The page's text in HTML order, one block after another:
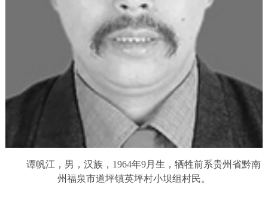
谭帆江，男，汉族，1964年9月生，牺牲前系贵州省黔南
州福泉市道坪镇英坪村小坝组村民。